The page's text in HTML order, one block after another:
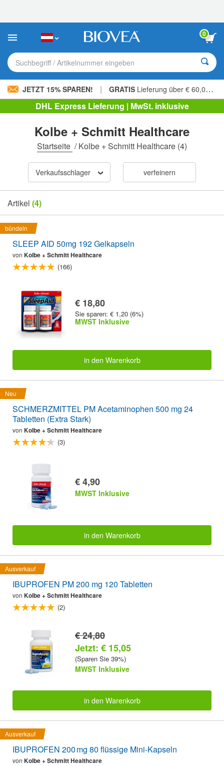
Sie:
Website
ein
Barrierefreiheitssystem.
0
Suchbegriff / Artikelnummer eingeben
JETZT 15% SPAREN! | GRATIS Lieferung über € 60,00 »
DHL Express Lieferung | MwSt. inklusive
Kolbe + Schmitt Healthcare
Startseite /Kolbe + Schmitt Healthcare (4)
Verkaufsschlager verfeinern
Artikel (4)
bündeln
SLEEP AID 50mg 192 Gelkapseln
von Kolbe + Schmitt Healthcare
(166)
€ 18,80
Sie sparen: € 1,20 (6%)
MWST Inklusive
in den Warenkorb
Neu
SCHMERZMITTEL PM Acetaminophen 500 mg 24
Tabletten (Extra Stark)
von Kolbe + Schmitt Healthcare
(3)
€ 4,90
MWST Inklusive
in den Warenkorb
Ausverkauf
IBUPROFEN PM 200 mg 120 Tabletten
von Kolbe + Schmitt Healthcare
(2)
€ 24,80
Jetzt: € 15,05
(Sparen Sie 39%)
MWST Inklusive
in den Warenkorb
Ausverkauf
IBUPROFEN 200 mg 80 flüssige Mini-Kapseln
von Kolbe + Schmitt Healthcare